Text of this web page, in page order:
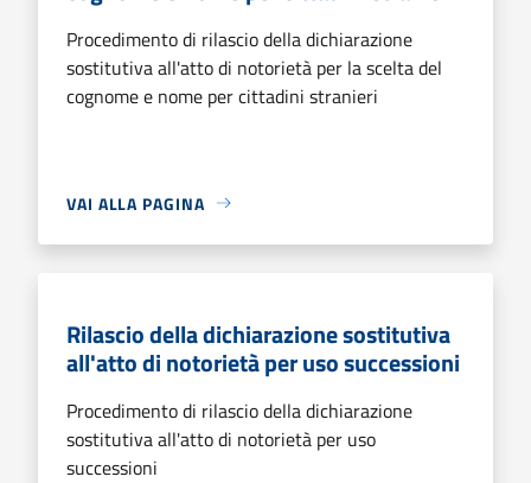
Procedimento di rilascio della dichiarazione
sostitutiva all'atto di notorietà per la scelta del
cognome e nome per cittadini stranieri
VAI ALLA PAGINA
Rilascio della dichiarazione sostitutiva
all'atto di notorietà per uso successioni
Procedimento di rilascio della dichiarazione
sostitutiva all'atto di notorietà per uso
successioni